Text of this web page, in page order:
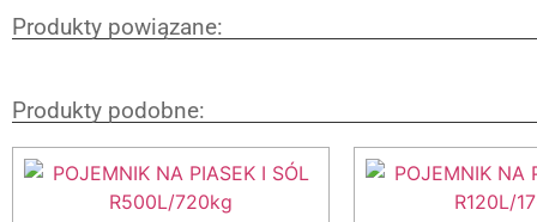
Produkty powiązane:
Produkty podobne: